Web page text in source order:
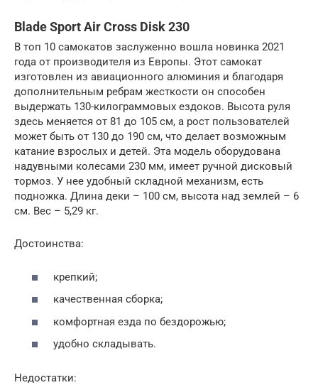
Blade Sport Air Cross Disk 230
В топ 10 самокатов заслуженно вошла новинка 2021
года от производителя из Европы. Этот самокат
изготовлен из авиационного алюминия и благодаря
дополнительным ребрам жесткости он способен
выдержать 130-килограммовых ездоков. Высота руля
здесь меняется от 81 до 105 см, а рост пользователей
может быть от 130 до 190 см, что делает возможным
катание взрослых и детей. Эта модель оборудована
надувными колесами 230 мм, имеет ручной дисковый
тормоз. У нее удобный складной механизм, есть
подножка. Длина деки – 100 см, высота над землей – 6
см. Вес – 5,29 кг.
Достоинства:
крепкий;
качественная сборка;
комфортная езда по бездорожью;
удобно складывать.
Недостатки: